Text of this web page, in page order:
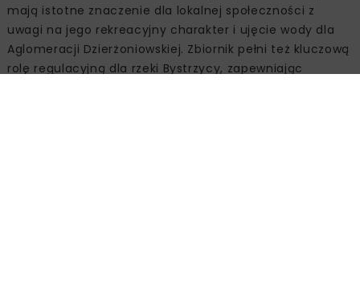
mają istotne znaczenie dla lokalnej społeczności z
uwagi na jego rekreacyjny charakter i ujęcie wody dla
Aglomeracji Dzierżoniowskiej. Zbiornik pełni też kluczową
rolę regulacyjną dla rzeki Bystrzycy, zapewniając